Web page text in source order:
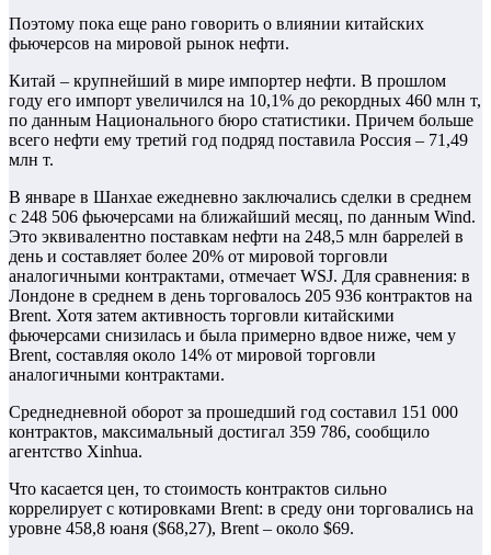
Поэтому пока еще рано говорить о влиянии китайских
фьючерсов на мировой рынок нефти.
Китай – крупнейший в мире импортер нефти. В прошлом
году его импорт увеличился на 10,1% до рекордных 460 млн т,
по данным Национального бюро статистики. Причем больше
всего нефти ему третий год подряд поставила Россия – 71,49
млн т.
В январе в Шанхае ежедневно заключались сделки в среднем
с 248 506 фьючерсами на ближайший месяц, по данным Wind.
Это эквивалентно поставкам нефти на 248,5 млн баррелей в
день и составляет более 20% от мировой торговли
аналогичными контрактами, отмечает WSJ. Для сравнения: в
Лондоне в среднем в день торговалось 205 936 контрактов на
Brent. Хотя затем активность торговли китайскими
фьючерсами снизилась и была примерно вдвое ниже, чем у
Brent, составляя около 14% от мировой торговли
аналогичными контрактами.
Среднедневной оборот за прошедший год составил 151 000
контрактов, максимальный достигал 359 786, сообщило
агентство Xinhua.
Что касается цен, то стоимость контрактов сильно
коррелирует с котировками Brent: в среду они торговались на
уровне 458,8 юаня ($68,27), Brent – около $69.